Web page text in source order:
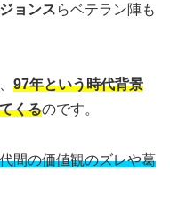
ョンスらベテラン陣も
97年という時代背景
くるのです。
間の価値観のズレや葛